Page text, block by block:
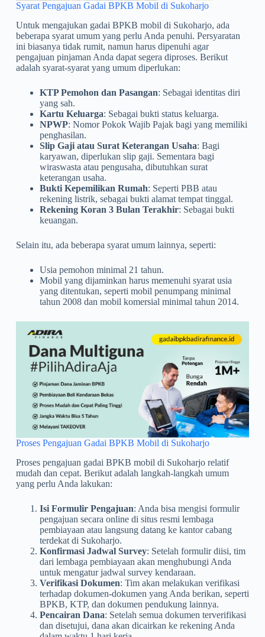
Syarat Pengajuan Gadai BPKB Mobil di Sukoharjo
Untuk mengajukan gadai BPKB mobil di Sukoharjo, ada
beberapa syarat umum yang perlu Anda penuhi. Persyaratan
ini biasanya tidak rumit, namun harus dipenuhi agar
pengajuan pinjaman Anda dapat segera diproses. Berikut
adalah syarat-syarat yang umum diperlukan:
KTP Pemohon dan Pasangan: Sebagai identitas diri
yang sah.
Kartu Keluarga: Sebagai bukti status keluarga.
NPWP: Nomor Pokok Wajib Pajak bagi yang memiliki
penghasilan.
Slip Gaji atau Surat Keterangan Usaha: Bagi
karyawan, diperlukan slip gaji. Sementara bagi
wiraswasta atau pengusaha, dibutuhkan surat
keterangan usaha.
Bukti Kepemilikan Rumah: Seperti PBB atau
rekening listrik, sebagai bukti alamat tempat tinggal.
Rekening Koran 3 Bulan Terakhir: Sebagai bukti
keuangan.
Selain itu, ada beberapa syarat umum lainnya, seperti:
Usia pemohon minimal 21 tahun.
Mobil yang dijaminkan harus memenuhi syarat usia
yang ditentukan, seperti mobil penumpang minimal
tahun 2008 dan mobil komersial minimal tahun 2014.
Proses Pengajuan Gadai BPKB Mobil di Sukoharjo
Proses pengajuan gadai BPKB mobil di Sukoharjo relatif
mudah dan cepat. Berikut adalah langkah-langkah umum
yang perlu Anda lakukan:
Isi Formulir Pengajuan: Anda bisa mengisi formulir
pengajuan secara online di situs resmi lembaga
pembiayaan atau langsung datang ke kantor cabang
terdekat di Sukoharjo.
Konfirmasi Jadwal Survey: Setelah formulir diisi, tim
dari lembaga pembiayaan akan menghubungi Anda
untuk mengatur jadwal survey kendaraan.
Verifikasi Dokumen: Tim akan melakukan verifikasi
terhadap dokumen-dokumen yang Anda berikan, seperti
BPKB, KTP, dan dokumen pendukung lainnya.
Pencairan Dana: Setelah semua dokumen terverifikasi
dan disetujui, dana akan dicairkan ke rekening Anda